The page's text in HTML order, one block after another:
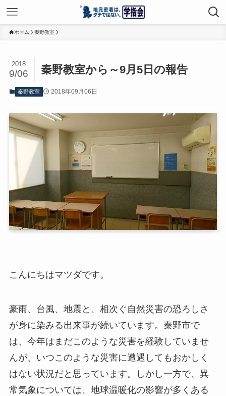
ホーム 秦野教室
秦野教室から～9月5日の報告
2018
9/06
秦野教室 2018年09月06日
こんにちはマツダです。
豪雨、台風、地震と、相次ぐ自然災害の恐ろしさ
が身に染みる出来事が続いています。秦野市で
は、今年はまだこのような災害を経験していませ
んが、いつこのような災害に遭遇してもおかしく
はない状況だと思っています。しかし一方で、異
常気象については、地球温暖化の影響が多くある